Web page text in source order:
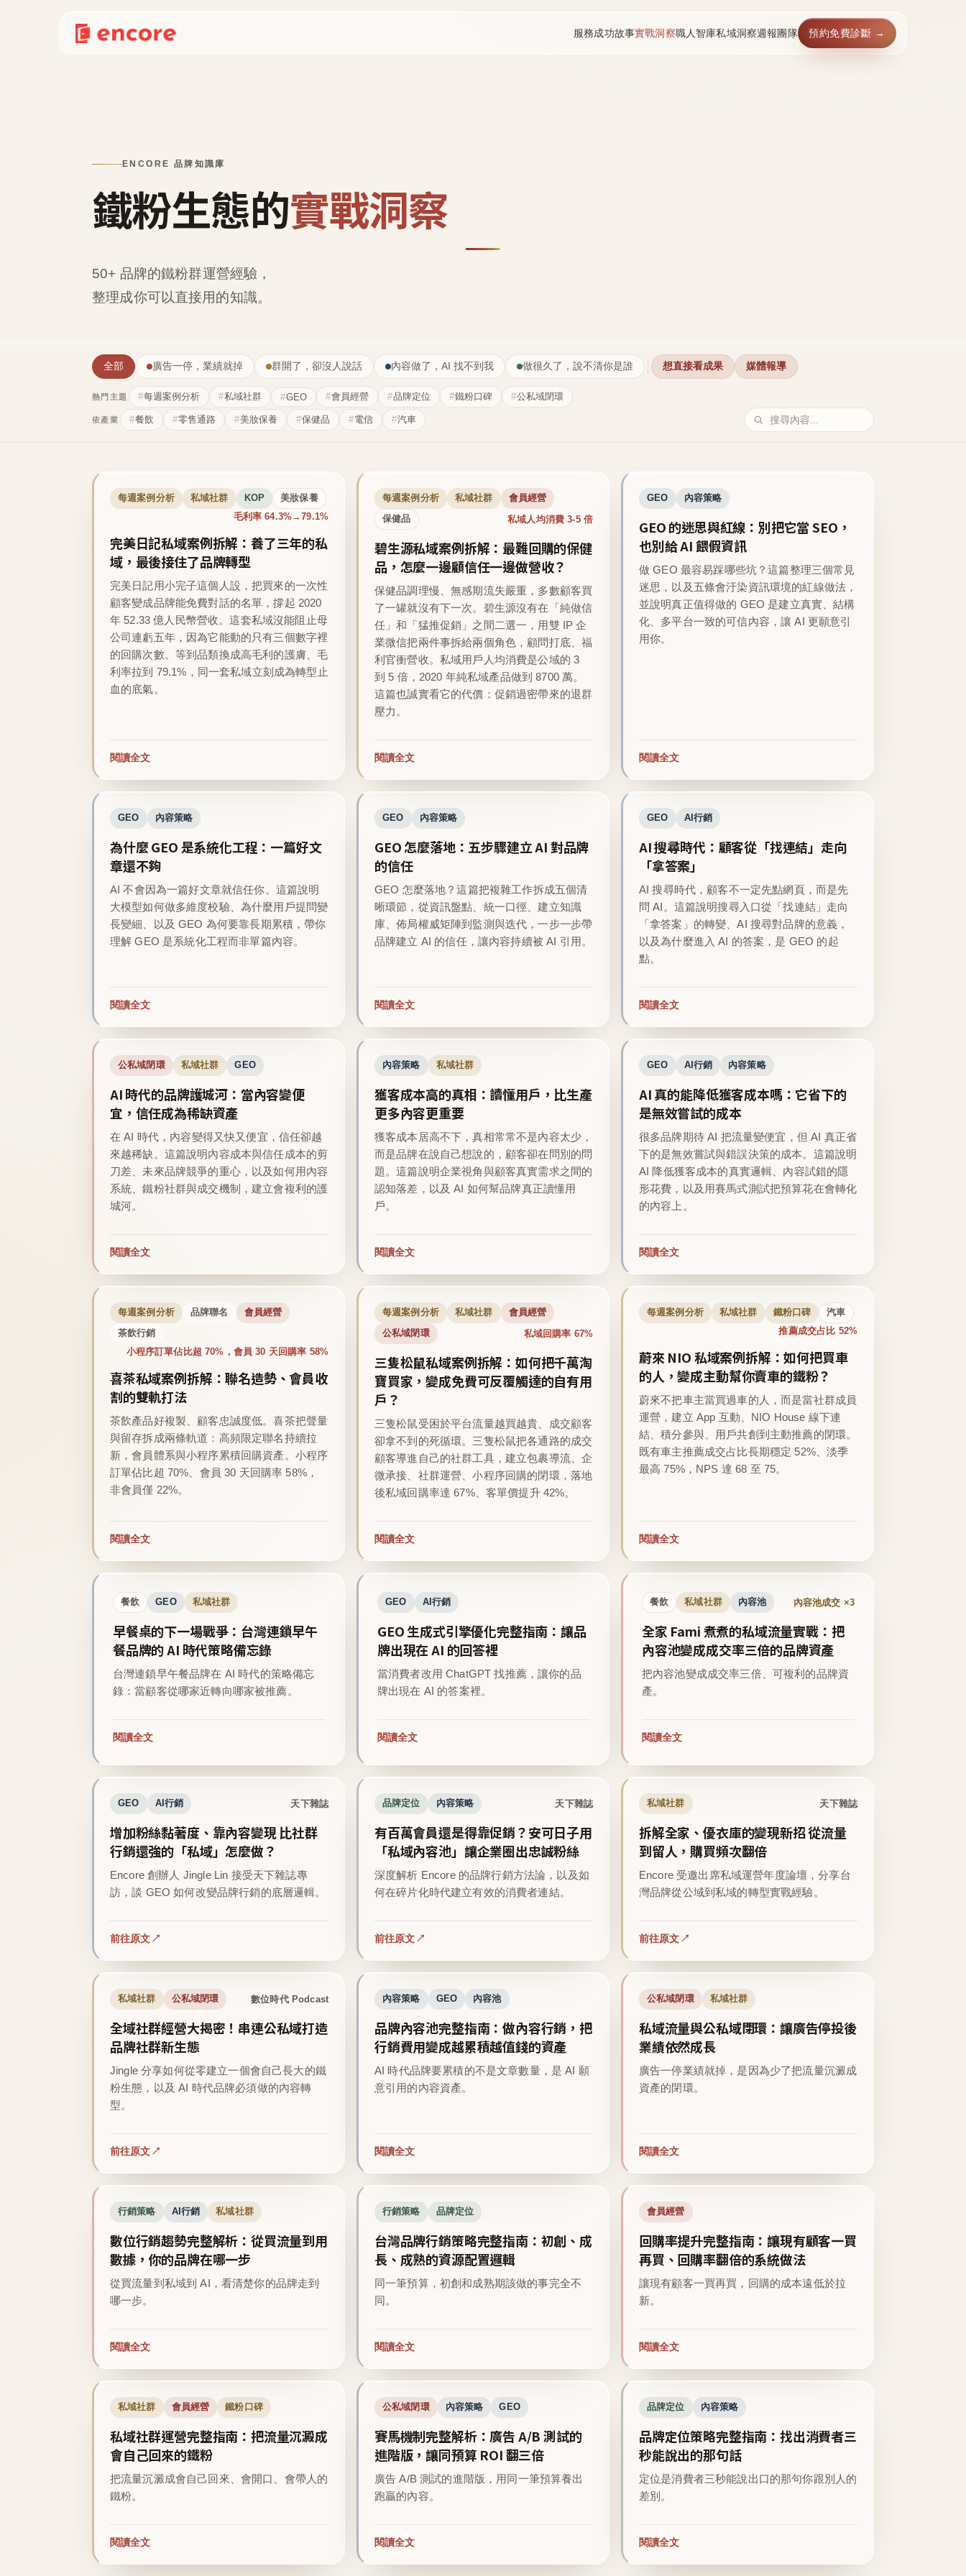
服務成功故事實戰洞察職人智庫私域洞察週報團隊 預約免費診斷 →
ENCORE 品牌知識庫
鐵粉生態的實戰洞察
50+ 品牌的鐵粉群運營經驗，
整理成你可以直接用的知識。
全部 廣告一停，業績就掉 群開了，卻沒人說話 內容做了，AI 找不到我 做很久了，說不清你是誰 想直接看成果 媒體報導
熱門主題 每週案例分析 私域社群 GEO 會員經營 品牌定位 鐵粉口碑 公私域閉環
依產業 餐飲 零售通路 美妝保養 保健品 電信 汽車
每週案例分析 私域社群 KOP 美妝保養
毛利率 64.3%→79.1%
完美日記私域案例拆解：養了三年的私
域，最後接住了品牌轉型
完美日記用小完子這個人設，把買來的一次性
顧客變成品牌能免費對話的名單，撐起 2020
年 52.33 億人民幣營收。這套私域沒能阻止母
公司連虧五年，因為它能動的只有三個數字裡
的回購次數。等到品類換成高毛利的護膚、毛
利率拉到 79.1%，同一套私域立刻成為轉型止
血的底氣。
閱讀全文
每週案例分析 私域社群 會員經營
保健品 私域人均消費 3-5 倍
碧生源私域案例拆解：最難回購的保健
品，怎麼一邊顧信任一邊做營收？
保健品調理慢、無感期流失嚴重，多數顧客買
了一罐就沒有下一次。碧生源沒有在「純做信
任」和「猛推促銷」之間二選一，用雙 IP 企
業微信把兩件事拆給兩個角色，顧問打底、福
利官衝營收。私域用戶人均消費是公域的 3
到 5 倍，2020 年純私域產品做到 8700 萬。
這篇也誠實看它的代價：促銷過密帶來的退群
壓力。
閱讀全文
GEO 內容策略
GEO 的迷思與紅線：別把它當 SEO，
也別給 AI 餵假資訊
做 GEO 最容易踩哪些坑？這篇整理三個常見
迷思，以及五條會汙染資訊環境的紅線做法，
並說明真正值得做的 GEO 是建立真實、結構
化、多平台一致的可信內容，讓 AI 更願意引
用你。
閱讀全文
GEO 內容策略
為什麼 GEO 是系統化工程：一篇好文
章還不夠
AI 不會因為一篇好文章就信任你。這篇說明
大模型如何做多維度校驗、為什麼用戶提問變
長變細、以及 GEO 為何要靠長期累積，帶你
理解 GEO 是系統化工程而非單篇內容。
閱讀全文
GEO 內容策略
GEO 怎麼落地：五步驟建立 AI 對品牌
的信任
GEO 怎麼落地？這篇把複雜工作拆成五個清
晰環節，從資訊盤點、統一口徑、建立知識
庫、佈局權威矩陣到監測與迭代，一步一步帶
品牌建立 AI 的信任，讓內容持續被 AI 引用。
閱讀全文
GEO AI行銷
AI 搜尋時代：顧客從「找連結」走向
「拿答案」
AI 搜尋時代，顧客不一定先點網頁，而是先
問 AI。這篇說明搜尋入口從「找連結」走向
「拿答案」的轉變、AI 搜尋對品牌的意義，
以及為什麼進入 AI 的答案，是 GEO 的起
點。
閱讀全文
公私域閉環 私域社群 GEO
AI 時代的品牌護城河：當內容變便
宜，信任成為稀缺資產
在 AI 時代，內容變得又快又便宜，信任卻越
來越稀缺。這篇說明內容成本與信任成本的剪
刀差、未來品牌競爭的重心，以及如何用內容
系統、鐵粉社群與成交機制，建立會複利的護
城河。
閱讀全文
內容策略 私域社群
獲客成本高的真相：讀懂用戶，比生產
更多內容更重要
獲客成本居高不下，真相常常不是內容太少，
而是品牌在說自己想說的，顧客卻在問別的問
題。這篇說明企業視角與顧客真實需求之間的
認知落差，以及 AI 如何幫品牌真正讀懂用
戶。
閱讀全文
GEO AI行銷 內容策略
AI 真的能降低獲客成本嗎：它省下的
是無效嘗試的成本
很多品牌期待 AI 把流量變便宜，但 AI 真正省
下的是無效嘗試與錯誤決策的成本。這篇說明
AI 降低獲客成本的真實邏輯、內容試錯的隱
形花費，以及用賽馬式測試把預算花在會轉化
的內容上。
閱讀全文
每週案例分析 品牌聯名 會員經營
茶飲行銷
小程序訂單佔比超 70%，會員 30 天回購率 58%
喜茶私域案例拆解：聯名造勢、會員收
割的雙軌打法
茶飲產品好複製、顧客忠誠度低。喜茶把聲量
與留存拆成兩條軌道：高頻限定聯名持續拉
新，會員體系與小程序累積回購資產。小程序
訂單佔比超 70%、會員 30 天回購率 58%，
非會員僅 22%。
閱讀全文
每週案例分析 私域社群 會員經營
公私域閉環 私域回購率 67%
三隻松鼠私域案例拆解：如何把千萬淘
寶買家，變成免費可反覆觸達的自有用
戶？
三隻松鼠受困於平台流量越買越貴、成交顧客
卻拿不到的死循環。三隻松鼠把各通路的成交
顧客導進自己的社群工具，建立包裹導流、企
微承接、社群運營、小程序回購的閉環，落地
後私域回購率達 67%、客單價提升 42%。
閱讀全文
每週案例分析 私域社群 鐵粉口碑 汽車
推薦成交占比 52%
蔚來 NIO 私域案例拆解：如何把買車
的人，變成主動幫你賣車的鐵粉？
蔚來不把車主當買過車的人，而是當社群成員
運營，建立 App 互動、NIO House 線下連
結、積分參與、用戶共創到主動推薦的閉環。
既有車主推薦成交占比長期穩定 52%、淡季
最高 75%，NPS 達 68 至 75。
閱讀全文
餐飲 GEO 私域社群
早餐桌的下一場戰爭：台灣連鎖早午
餐品牌的 AI 時代策略備忘錄
台灣連鎖早午餐品牌在 AI 時代的策略備忘
錄：當顧客從哪家近轉向哪家被推薦。
閱讀全文
GEO AI行銷
GEO 生成式引擎優化完整指南：讓品
牌出現在 AI 的回答裡
當消費者改用 ChatGPT 找推薦，讓你的品
牌出現在 AI 的答案裡。
閱讀全文
餐飲 私域社群 內容池 內容池成交 ×3
全家 Fami 煮煮的私域流量實戰：把
內容池變成成交率三倍的品牌資產
把內容池變成成交率三倍、可複利的品牌資
產。
閱讀全文
GEO AI行銷 天下雜誌
增加粉絲黏著度、靠內容變現 比社群
行銷還強的「私域」怎麼做？
Encore 創辦人 Jingle Lin 接受天下雜誌專
訪，談 GEO 如何改變品牌行銷的底層邏輯。
前往原文
品牌定位 內容策略 天下雜誌
有百萬會員還是得靠促銷？安可日子用
「私域內容池」讓企業圈出忠誠粉絲
深度解析 Encore 的品牌行銷方法論，以及如
何在碎片化時代建立有效的消費者連結。
前往原文
私域社群 天下雜誌
拆解全家、優衣庫的變現新招 從流量
到留人，購買頻次翻倍
Encore 受邀出席私域運營年度論壇，分享台
灣品牌從公域到私域的轉型實戰經驗。
前往原文
私域社群 公私域閉環 數位時代 Podcast
全域社群經營大揭密！串連公私域打造
品牌社群新生態
Jingle 分享如何從零建立一個會自己長大的鐵
粉生態，以及 AI 時代品牌必須做的內容轉
型。
前往原文
內容策略 GEO 內容池
品牌內容池完整指南：做內容行銷，把
行銷費用變成越累積越值錢的資產
AI 時代品牌要累積的不是文章數量，是 AI 願
意引用的內容資產。
閱讀全文
公私域閉環 私域社群
私域流量與公私域閉環：讓廣告停投後
業績依然成長
廣告一停業績就掉，是因為少了把流量沉澱成
資產的閉環。
閱讀全文
行銷策略 AI行銷 私域社群
數位行銷趨勢完整解析：從買流量到用
數據，你的品牌在哪一步
從買流量到私域到 AI，看清楚你的品牌走到
哪一步。
閱讀全文
行銷策略 品牌定位
台灣品牌行銷策略完整指南：初創、成
長、成熟的資源配置邏輯
同一筆預算，初創和成熟期該做的事完全不
同。
閱讀全文
會員經營
回購率提升完整指南：讓現有顧客一買
再買、回購率翻倍的系統做法
讓現有顧客一買再買，回購的成本遠低於拉
新。
閱讀全文
私域社群 會員經營 鐵粉口碑
私域社群運營完整指南：把流量沉澱成
會自己回來的鐵粉
把流量沉澱成會自己回來、會開口、會帶人的
鐵粉。
閱讀全文
公私域閉環 內容策略 GEO
賽馬機制完整解析：廣告 A/B 測試的
進階版，讓同預算 ROI 翻三倍
廣告 A/B 測試的進階版，用同一筆預算養出
跑贏的內容。
閱讀全文
品牌定位 內容策略
品牌定位策略完整指南：找出消費者三
秒能說出的那句話
定位是消費者三秒能說出口的那句你跟別人的
差別。
閱讀全文